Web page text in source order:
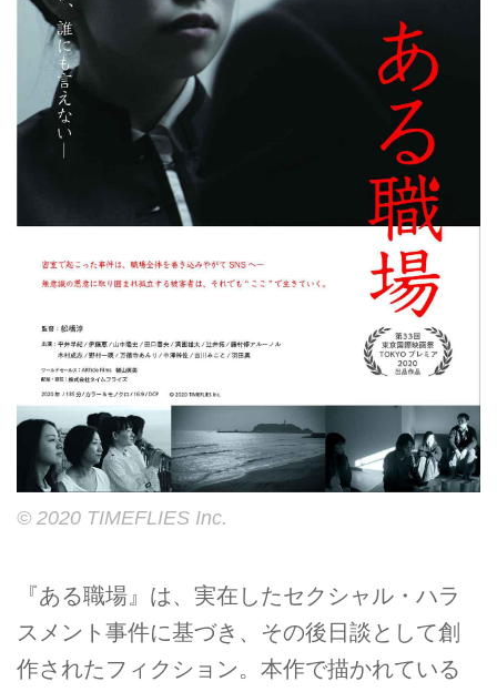
© 2020 TIMEFLIES Inc.
『ある職場』は、実在したセクシャル・ハラ
スメント事件に基づき、その後日談として創
作されたフィクション。本作で描かれている